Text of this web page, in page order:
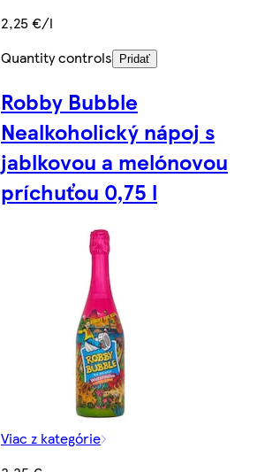
2,25 €/l
Quantity controls
Pridať
Robby Bubble
Nealkoholický nápoj s
jablkovou a melónovou
príchuťou 0,75 l
Viac z kategórie